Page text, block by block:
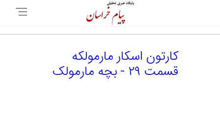
کارتون اسکار مارمولکه
قسمت ۲۹ - بچه مارمولک